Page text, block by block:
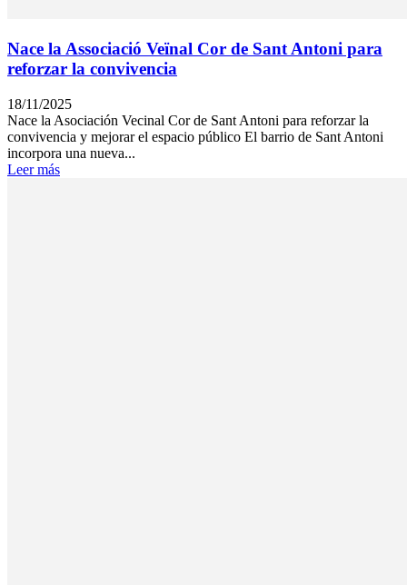
Nace la Associació Veïnal Cor de Sant Antoni para
reforzar la convivencia
18/11/2025
Nace la Asociación Vecinal Cor de Sant Antoni para reforzar la
convivencia y mejorar el espacio público El barrio de Sant Antoni
incorpora una nueva...
Leer más